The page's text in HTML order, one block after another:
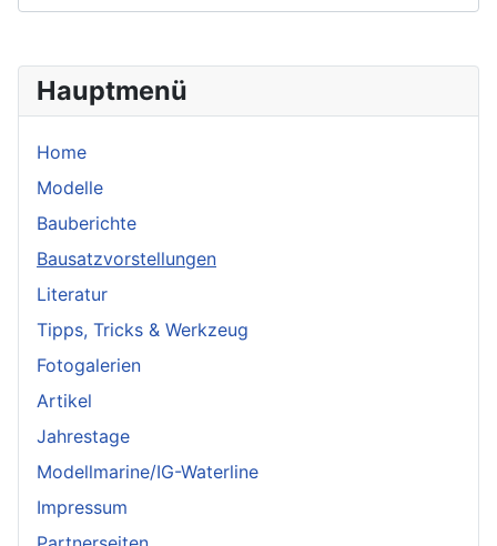
Hauptmenü
Home
Modelle
Bauberichte
Bausatzvorstellungen
Literatur
Tipps, Tricks & Werkzeug
Fotogalerien
Artikel
Jahrestage
Modellmarine/IG-Waterline
Impressum